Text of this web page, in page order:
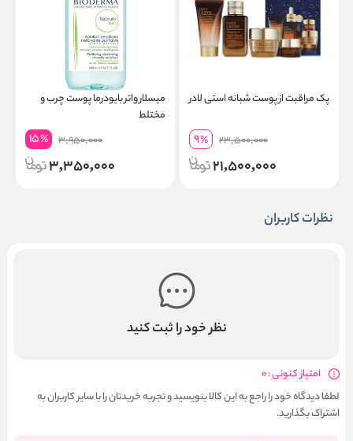
پک مراقبت از پوست شبانه استی لادر
23,500,000
9%
21,500,000
میسلار واتر بایودرما پوست چرب و
مختلط
3,950,000
15%
3,350,000
نظرات کاربران
نظر خود را ثبت کنید
امتیاز کنونی : 0
لطفا دیدگاه خود را راجع به این کالا بنویسید و تجربه خریدتان را با سایر کاربران به
اشتراک بگذارید.